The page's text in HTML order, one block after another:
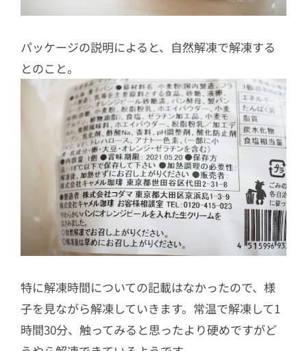
パッケージの説明によると、自然解凍で解凍する
とのこと。
特に解凍時間についての記載はなかったので、様
子を見ながら解凍していきます。常温で解凍して1
時間30分、触ってみると思ったより硬めですがど